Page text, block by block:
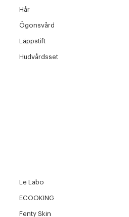
Hår
Ögonsvård
Läppstift
Hudvårdsset
Le Labo
ECOOKING
Fenty Skin